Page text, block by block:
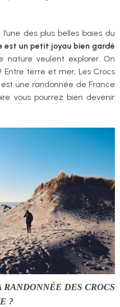
des plus belles baies du
est un petit joyau bien gardé
nature veulent explorer. On
Entre terre et mer, Les Crocs
une randonnée de France
vous pourrez bien devenir
RANDONNÉE DES CROCS
?